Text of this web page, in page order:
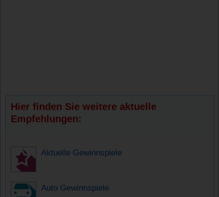
Hier finden Sie weitere aktuelle
Empfehlungen:
Aktuelle Gewinnspiele
Auto Gewinnspiele